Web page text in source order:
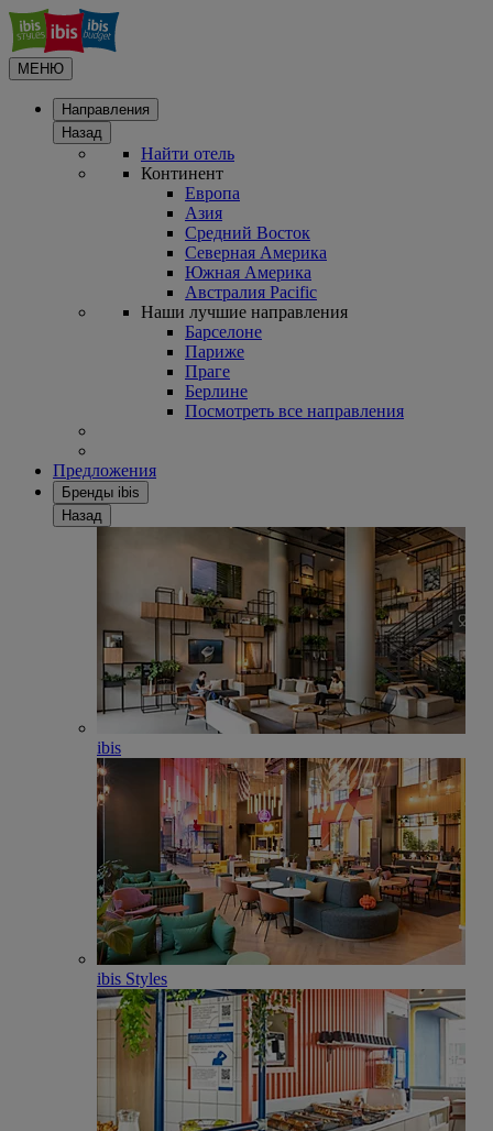
МЕНЮ
Направления
Назад
Найти отель
Континент
Европа
Азия
Средний Восток
Северная Америка
Южная Америка
Австралия Pacific
Наши лучшие направления
Барселоне
Париже
Праге
Берлине
Посмотреть все направления
Предложения
Бренды ibis
Назад
ibis
ibis Styles